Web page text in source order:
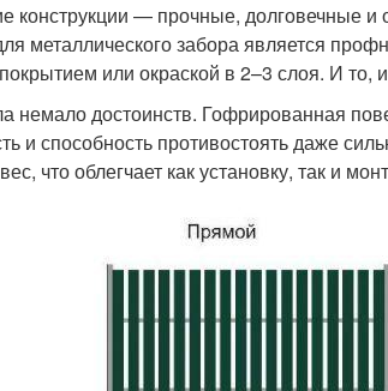
дачи Деревянные заборы
конструкции — прочные, долговечные
металлического забора является
или окраской в 2–3 слоя. И то,
немало достоинств. Гофрированная
и способность противостоять даже
что облегчает как установку, так и